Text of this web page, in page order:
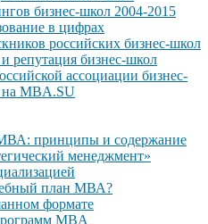
бизнес-школ 2004-2015
в цифрах
российских бизнес-школ
репутация бизнес-школ
ассоциации бизнес-
на MBA.SU
принципы и содержание
менеджмент»
план МВА?
формате
MBA